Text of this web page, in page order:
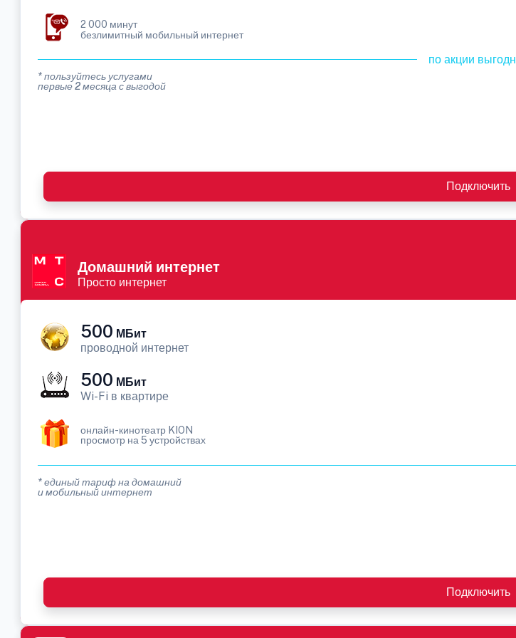
2 000 минут
безлимитный мобильный интернет
по акции
* пользуйтесь услугами
первые 2 месяца с выгодой
Подключить
Домашний интернет
Просто интернет
500 МБит
проводной интернет
500 МБит
Wi-Fi в квартире
онлайн-кинотеатр KION
просмотр на 5 устройствах
* единый тариф на домашний
и мобильный интернет
Подключить